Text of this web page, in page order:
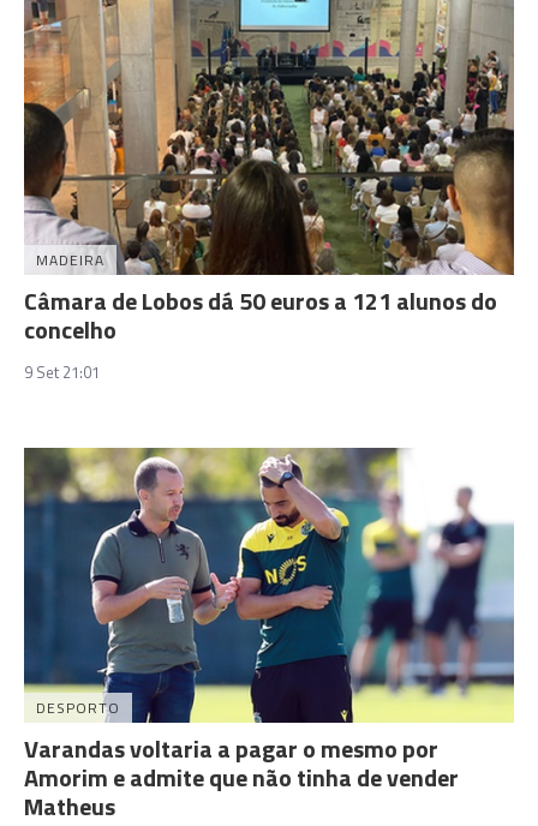
MADEIRA
Câmara de Lobos dá 50 euros a 121 alunos do
concelho
9 Set 21:01
DESPORTO
Varandas voltaria a pagar o mesmo por
Amorim e admite que não tinha de vender
Matheus